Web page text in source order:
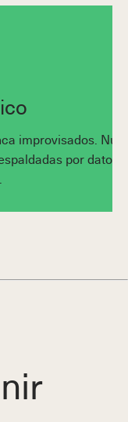
Nuestras
por datos sólidos y